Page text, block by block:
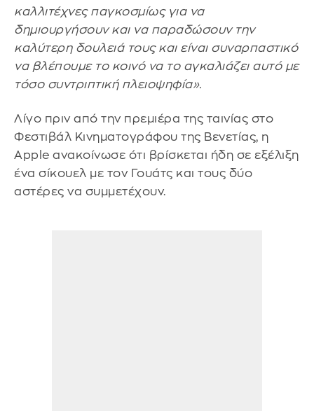
καλλιτέχνες παγκοσμίως για να
δημιουργήσουν και να παραδώσουν την
καλύτερη δουλειά τους και είναι συναρπαστικό
να βλέπουμε το κοινό να το αγκαλιάζει αυτό με
τόσο συντριπτική πλειοψηφία».
Λίγο πριν από την πρεμιέρα της ταινίας στο
Φεστιβάλ Κινηματογράφου της Βενετίας, η
Apple ανακοίνωσε ότι βρίσκεται ήδη σε εξέλιξη
ένα σίκουελ με τον Γουάτς και τους δύο
αστέρες να συμμετέχουν.